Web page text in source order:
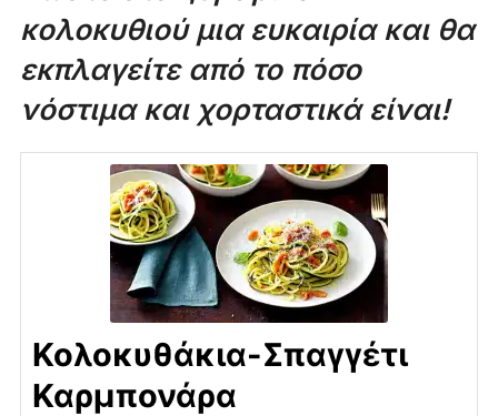
κολοκυθιού μια ευκαιρία και θα
εκπλαγείτε από το πόσο
νόστιμα και χορταστικά είναι!
Κολοκυθάκια-Σπαγγέτι
Καρμπονάρα